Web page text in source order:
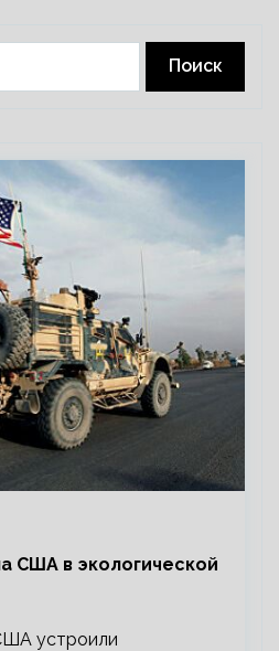
США в экологической
устроили